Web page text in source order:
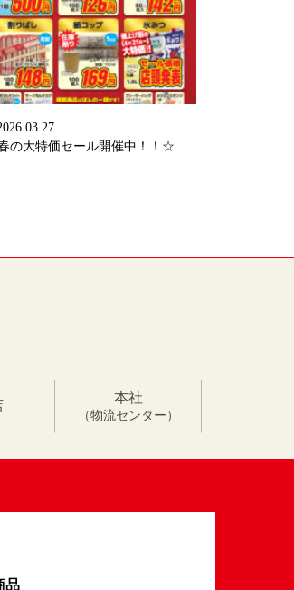
の大特価セール開催中！！☆
本社
（物流センター）
品